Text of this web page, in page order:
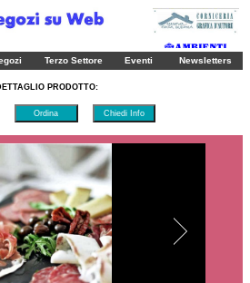
Terzo Settore Eventi Newsletters
12 14 16 17 20 21 23
25
PRODOTTO:
Ordina Chiedi Info